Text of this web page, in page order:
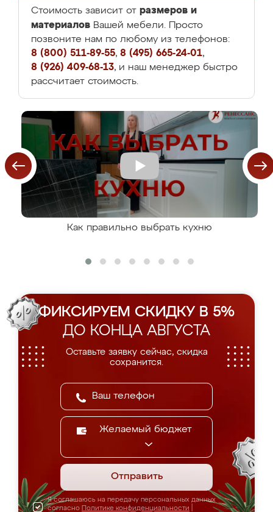
Стоимость зависит от размеров и
материалов Вашей мебели. Просто
позвоните нам по любому из телефонов:
8 (800) 511-89-55, 8 (495) 665-24-01,
8 (926) 409-68-13, и наш менеджер быстро
рассчитает стоимость.
Как правильно выбрать кухню
ФИКСИРУЕМ СКИДКУ В 5%
ДО КОНЦА АВГУСТА
Оставьте заявку сейчас, скидка
сохранится.
Желаемый бюджет
Отправить
Я соглашаюсь на передачу персональных данных
согласно Политике конфиденциальности